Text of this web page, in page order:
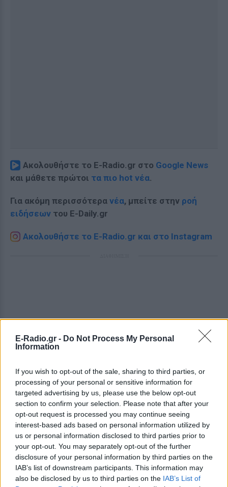
E-Radio.gr - Do Not Process My Personal
Information
If you wish to opt-out of the sale, sharing to third parties, or
processing of your personal or sensitive information for
targeted advertising by us, please use the below opt-out
section to confirm your selection. Please note that after your
opt-out request is processed you may continue seeing
interest-based ads based on personal information utilized by
us or personal information disclosed to third parties prior to
your opt-out. You may separately opt-out of the further
disclosure of your personal information by third parties on the
IAB’s list of downstream participants. This information may
also be disclosed by us to third parties on the IAB’s List of
Ακολουθήστε το E-Radio.gr στο Google News
και μάθετε πρώτοι τα πιο hot νέα.
Για ακόμη περισσότερα νέα, μπείτε στην ροή
ειδήσεων του E-Daily.gr
Ακολουθήστε το E-Radio.gr και στο Instagram